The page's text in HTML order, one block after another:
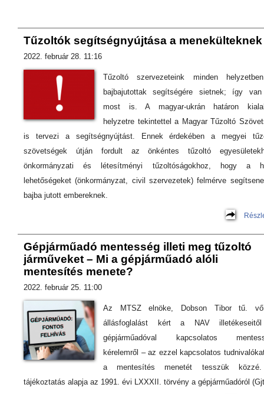
Tűzoltók segítségnyújtása a menekülteknek
2022. február 28. 11:16
Tűzoltó szervezeteink minden
bajbajutottak segítségére sietnek; így
most is. A magyar-ukrán határon
helyzetre tekintettel a Magyar Tűzoltó
is tervezi a segítségnyújtást. Ennek érdekében a megyei
szövetségek útján fordult az önkéntes tűzoltó
önkormányzati és létesítményi tűzoltóságokhoz, hogy a
lehetőségeket (önkormányzat, civil szervezetek) felmérve
bajba jutott embereknek.
Gépjárműadó mentesség illeti meg tűzoltó
járműveket – Mi a gépjárműadó alóli
mentesítés menete?
2022. február 25. 11:00
Az MTSZ elnöke, Dobson Tibor tű.
állásfoglalást kért a NAV
gépjárműadóval kapcsolatos
kérelemről – az ezzel kapcsolatos
a mentesítés menetét tesszük
tájékoztatás alapja az 1991. évi LXXXII. törvény a gépjárműadóról